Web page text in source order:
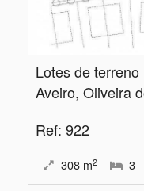
Lotes de
Aveiro, Oliveira
Ref: 922
308 m2 3